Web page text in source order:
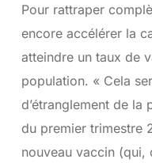
Pour rattraper
encore accélérer la
atteindre un taux de
population. « Cela
d’étranglement de
du premier trimestre
nouveau vaccin (qui,